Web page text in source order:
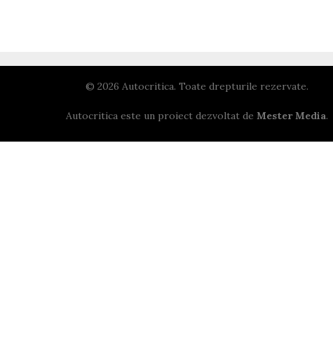
© 2026 Autocritica. Toate drepturile rezervate.
Autocritica este un proiect dezvoltat de Mester Media.